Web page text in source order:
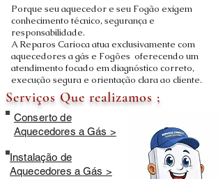
Porque seu aquecedor e seu Fogão exigem
conhecimento técnico, segurança e
responsabilidade.
A Reparos Carioca atua exclusivamente com
aquecedores a gás e Fogões oferecendo um
atendimento focado em diagnóstico correto,
execução segura e orientação clara ao cliente.
Serviços Que realizamos ;
Conserto de
Aquecedores a Gás >
Instalação de
Aquecedores a Gás >